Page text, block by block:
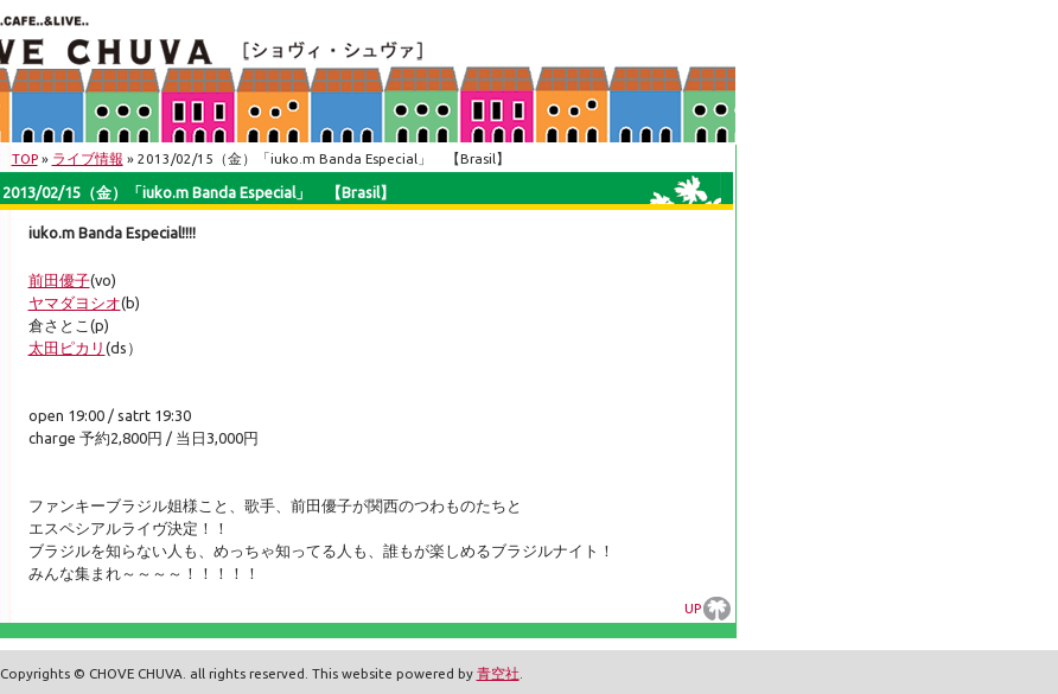
TOP» ライブ情報 » 2013/02/15（金）「iuko.m Banda Especial」 【Brasil】
2013/02/15（金）「iuko.m Banda Especial」 【Brasil】
iuko.m Banda Especial!!!!
前田優子(vo)
ヤマダヨシオ(b)
倉さとこ(p)
太田ピカリ (ds）
open 19:00 / satrt 19:30
charge 予約2,800円 / 当日3,000円
ファンキーブラジル姐様こと、歌手、前田優子が関西のつわものたちと
エスペシアルライヴ決定！！
ブラジルを知らない人も、めっちゃ知ってる人も、誰もが楽しめるブラジルナイト！
みんな集まれ～～～～！！！！！
UP
Copyrights © CHOVE CHUVA. all rights reserved. This website powered by 青空社